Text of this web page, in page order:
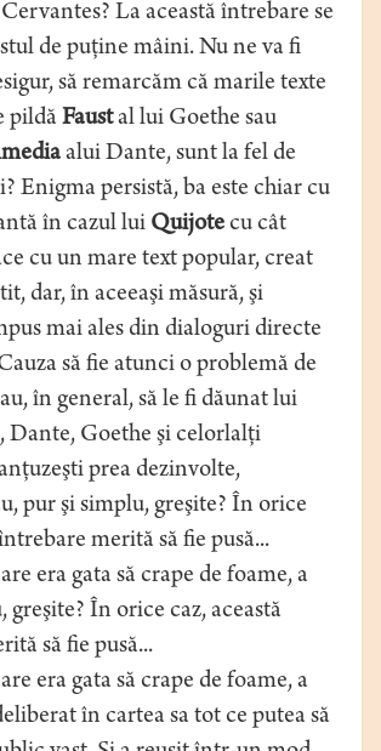
La această întrebare se
de puţine mâini. Nu ne va fi
să remarcăm că marile texte
pildă Faustal lui Goethe sau
alui Dante, sunt la fel de
Enigma persistă, ba este chiar cu
în cazul lui Quijote cu cât
cu un mare text popular, creat
dar, în aceeaşi măsură, şi
mai ales din dialoguri directe
să fie atunci o problemă de
în general, să le fi dăunat lui
Dante, Goethe şi celorlalţi
prea dezinvolte,
pur şi simplu, greşite? În orice
merită să fie pusă...
era gata să crape de foame, a
greşite? În orice caz, această
să fie pusă...
era gata să crape de foame, a
în cartea sa tot ce putea să